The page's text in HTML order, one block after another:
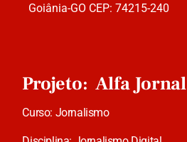
Goiânia-GO CEP: 74215-240
Projeto: Alfa Jornal
Curso: Jornalismo